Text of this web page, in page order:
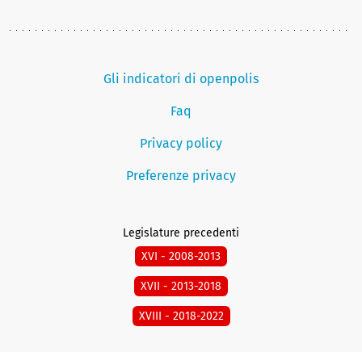
Gli indicatori di openpolis
Faq
Privacy policy
Preferenze privacy
Legislature precedenti
XVI - 2008-2013
XVII - 2013-2018
XVIII - 2018-2022